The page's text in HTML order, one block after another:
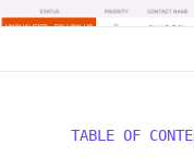
TABLE OF